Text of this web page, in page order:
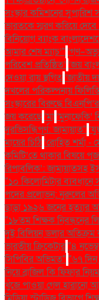
সংস্কার কমিশনের সুপারিশ
ভারতকে স্মরণ করিয়ে
বিনিয়োগ ব্যাংক
আমার শেষ ম্যাচ’"
পরিবেশ প্রতিষ্ঠিত’ ‘জয়
দেওয়া রায় স্থগিত ‘জাতীয়
দখলের পরিকল্পনায়
সংস্কারের বিরুদ্ধে
জয় করেছে ‘মা
দুরভিসন্ধিপূর্ণ: জামায়াত"
মায়ের চিঠি ‘রোহিত শর্মা
কমিটি’তে থাকার বিষয়ে
রিপাবলিক’: জামায়াতসহ
"১০ কিলোমিটার ব্যবধানে
পদের প্রলোভন: নুরুলের
ছাড়া ১৯২৬ জনের হত্যার
"১৮তম শিক্ষক নিবন্ধনের
দুই বিলিয়ন ডলার অতিক্রম
ভারতীয় ক্রিকেটার"৪
সিপিবির অভিমত" "৬৭ দিন
নিয়ে ব্রাজিল কি ফিফার
খুঁজে পাওয়া গেল হারানো